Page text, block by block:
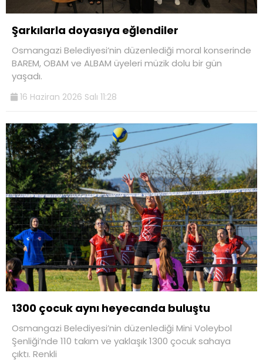
Şarkılarla doyasıya eğlendiler
Osmangazi Belediyesi’nin düzenlediği moral konserinde
BAREM, OBAM ve ALBAM üyeleri müzik dolu bir gün
yaşadı.
16 Haziran 2026 Salı 11:28
1300 çocuk aynı heyecanda buluştu
Osmangazi Belediyesi’nin düzenlediği Mini Voleybol
Şenliği’nde 110 takım ve yaklaşık 1300 çocuk sahaya
çıktı. Renkli